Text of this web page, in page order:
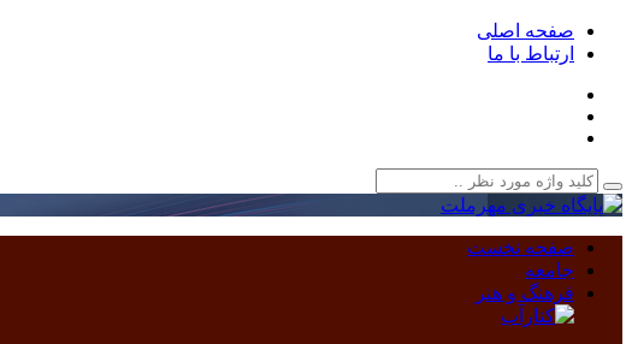
صفحه اصلی
ارتباط با ما
صفحه نخست
جامعه
فرهنگ و هنر